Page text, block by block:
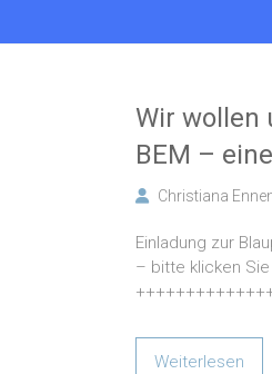
Wir wollen
BEM –
Christiana
Einladung zur
– bitte klicken
Weiterlesen